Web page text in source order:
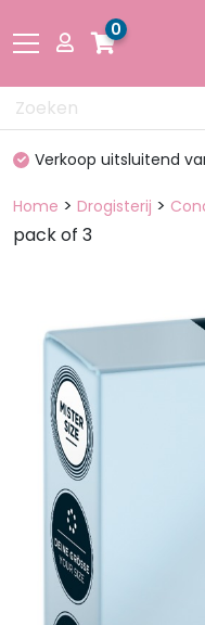
Drogisterij
Mode
Pakketten
en dozen
Plezier &
Media
0
Verkoop uitsluitend
Home > Drogisterij >
pack of 3